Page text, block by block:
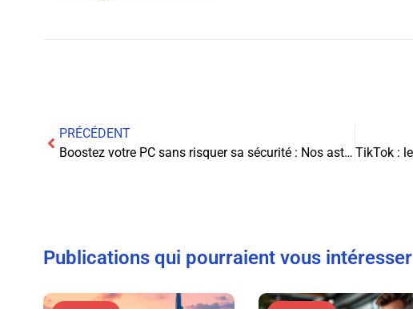
PRÉCÉDENT
Boostez votre PC sans risquer sa sécurité : Nos astuces exclusives !
Publications qui pourraient vous intéresser